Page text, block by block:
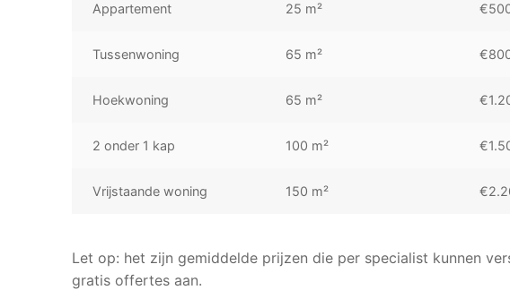
Appartement 25 m²
Tussenwoning 65 m²
Hoekwoning 65 m²
2 onder 1 kap 100 m²
Vrijstaande woning 150 m²
Let op: het zijn gemiddelde prijzen die per specialist kunnen
gratis offertes aan.